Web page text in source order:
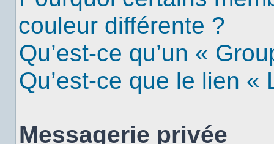
couleur différente ?
Qu’est-ce qu’un «
Qu’est-ce que le lien «
Messagerie privée